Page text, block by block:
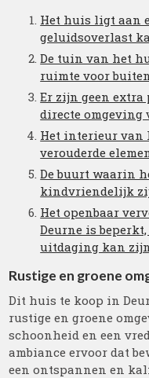
Het huis ligt aan
geluidsoverlast
De tuin van het
ruimte voor
Er zijn geen
directe omgeving
Het interieur van
verouderde
De buurt waarin
kindvriendelijk
Het openbaar
Deurne is
uitdaging kan
Rustige en groene
Dit huis te koop in
rustige en groene
schoonheid en een
ambiance ervoor dat
een ontspannen en